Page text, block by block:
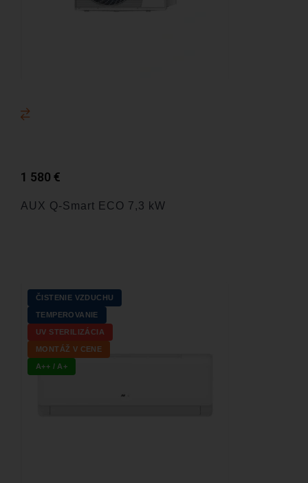
AUX Q-Smart ECO 7,3 kW
1 580 €
ČISTENIE VZDUCHU
TEMPEROVANIE
UV STERILIZÁCIA
MONTÁŽ V CENE
A++ / A+